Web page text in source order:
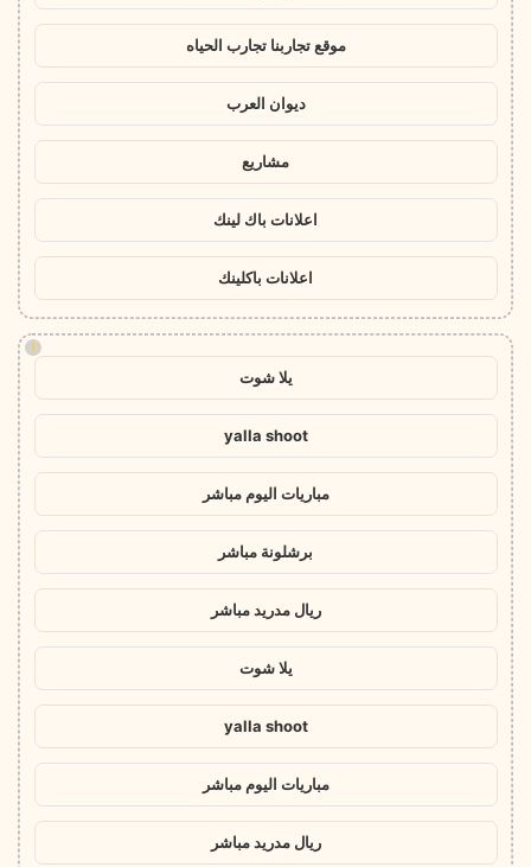
موقع تجاربنا تجارب الحياه
ديوان العرب
مشاريع
اعلانات باك لينك
اعلانات باكلينك
!
يلا شوت
yalla shoot
مباريات اليوم مباشر
برشلونة مباشر
ريال مدريد مباشر
يلا شوت
yalla shoot
مباريات اليوم مباشر
ريال مدريد مباشر